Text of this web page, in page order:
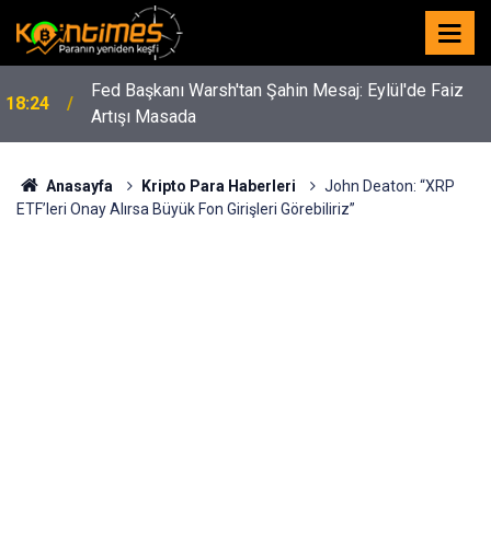
18:24
Fed Başkanı Warsh'tan Şahin Mesaj: Eylül'de Faiz
Artışı Masada
Anasayfa Kripto Para Haberleri
John Deaton: “XRP
ETF’leri Onay Alırsa Büyük Fon Girişleri Görebiliriz”